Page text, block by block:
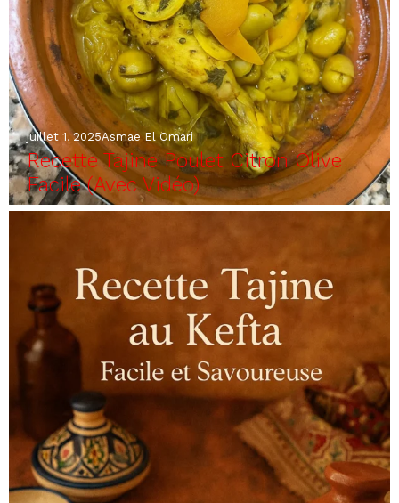
juillet 1, 2025Asmae El Omari
Recette Tajine Poulet Citron Olive
Facile (Avec Vidéo)